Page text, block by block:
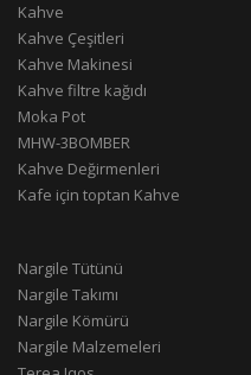
Kahve
Kahve Çeşitleri
Kahve Makinesi
Kahve filtre kağıdı
Moka Pot
MHW-3BOMBER
Kahve Değirmenleri
Kafe için toptan Kahve
Nargile Tütünü
Nargile Takımı
Nargile Kömürü
Nargile Malzemeleri